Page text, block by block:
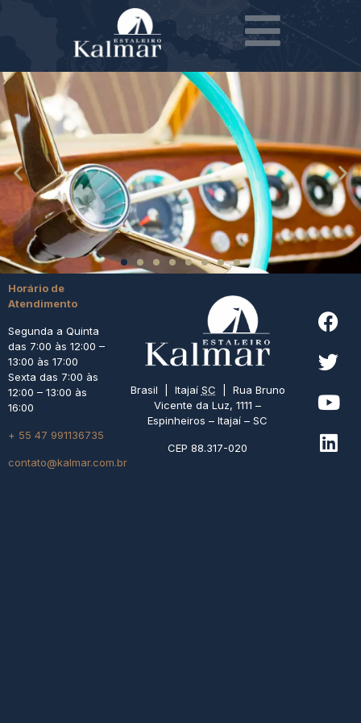
Horário de
Atendimento
Segunda a Quinta
das 7:00 às 12:00 –
13:00 às 17:00
Sexta das 7:00 às
12:00 – 13:00 às
16:00
+ 55 47 991136735
contato@kalmar.com.br
Brasil | Itajaí SC | Rua Bruno
Vicente da Luz, 1111 –
Espinheiros – Itajaí – SC
CEP 88.317-020